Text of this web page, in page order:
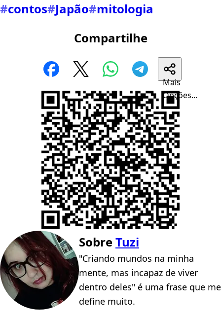
#contos#Japão#mitologia
Compartilhe
Mais
Opções...
SobreTuzi
"Criando mundos na minha
mente, mas incapaz de viver
dentro deles" é uma frase que me
define muito.